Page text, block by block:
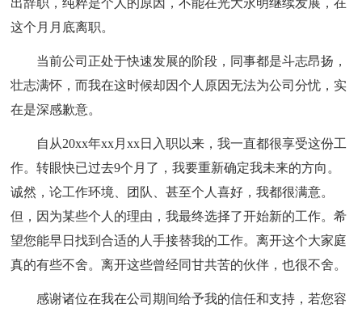
出辞职，纯粹是个人的原因，不能在光大永明继续发展，在
这个月月底离职。
当前公司正处于快速发展的阶段，同事都是斗志昂扬，
壮志满怀，而我在这时候却因个人原因无法为公司分忧，实
在是深感歉意。
自从20xx年xx月xx日入职以来，我一直都很享受这份工
作。转眼快已过去9个月了，我要重新确定我未来的方向。
诚然，论工作环境、团队、甚至个人喜好，我都很满意。
但，因为某些个人的理由，我最终选择了开始新的工作。希
望您能早日找到合适的人手接替我的工作。离开这个大家庭
真的有些不舍。离开这些曾经同甘共苦的伙伴，也很不舍。
感谢诸位在我在公司期间给予我的信任和支持，若您容